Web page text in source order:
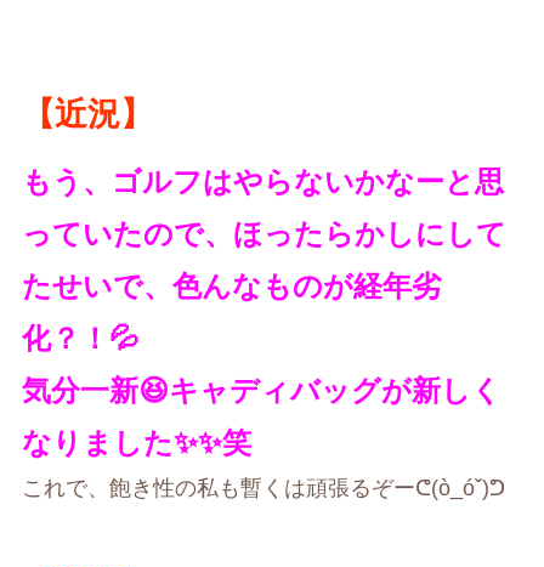
【近況】
もう、ゴルフはやらないかなーと思
っていたので、ほったらかしにして
たせいで、色んなものが経年劣
化？！💦
気分一新😆キャディバッグが新しく
なりました✨✨笑
これで、飽き性の私も暫くは頑張るぞーᕦ(ò_óˇ)ᕤ